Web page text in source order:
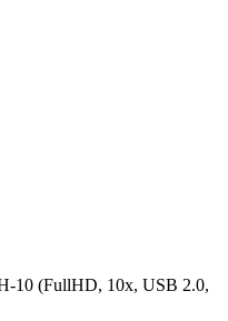
10 (FullHD, 10x, USB 2.0,